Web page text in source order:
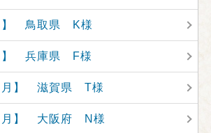
】 鳥取県 K様
】 兵庫県 F様
月】 滋賀県 T様
月】 大阪府 N様